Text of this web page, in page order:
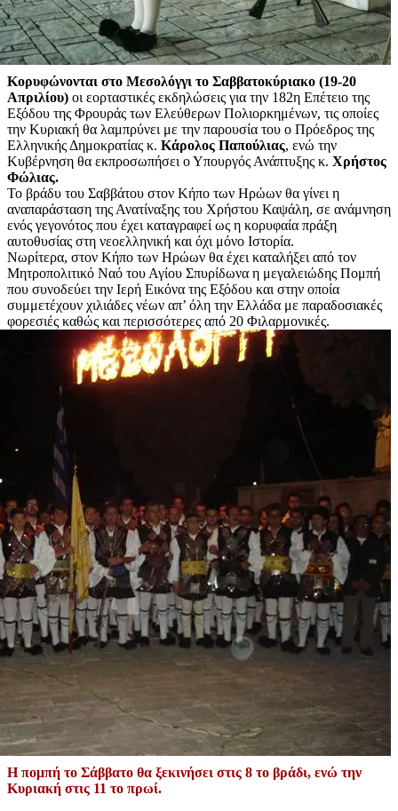
Κορυφώνονται στο Μεσολόγγι το Σαββατοκύριακο (19-20
Απριλίου) οι εορταστικές εκδηλώσεις για την 182η Επέτειο της
Εξόδου της Φρουράς των Ελεύθερων Πολιορκημένων, τις οποίες
την Κυριακή θα λαμπρύνει με την παρουσία του ο Πρόεδρος της
Ελληνικής Δημοκρατίας κ. Κάρολος Παπούλιας, ενώ την
Κυβέρνηση θα εκπροσωπήσει ο Υπουργός Ανάπτυξης κ. Χρήστος
Φώλιας.
Το βράδυ του Σαββάτου στον Κήπο των Ηρώων θα γίνει η
αναπαράσταση της Ανατίναξης του Χρήστου Καψάλη, σε ανάμνηση
ενός γεγονότος που έχει καταγραφεί ως η κορυφαία πράξη
αυτοθυσίας στη νεοελληνική και όχι μόνο Ιστορία.
Νωρίτερα, στον Κήπο των Ηρώων θα έχει καταλήξει από τον
Μητροπολιτικό Ναό του Αγίου Σπυρίδωνα η μεγαλειώδης Πομπή
που συνοδεύει την Ιερή Εικόνα της Εξόδου και στην οποία
συμμετέχουν χιλιάδες νέων απ’ όλη την Ελλάδα με παραδοσιακές
φορεσιές καθώς και περισσότερες από 20 Φιλαρμονικές.
Η πομπή το Σάββατο θα ξεκινήσει στις 8 το βράδι, ενώ την
Κυριακή στις 11 το πρωί.